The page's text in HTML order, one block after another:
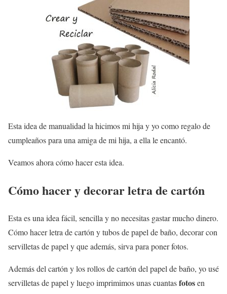
Esta idea de manualidad la hicimos mi hija y yo como regalo de
cumpleaños para una amiga de mi hija, a ella le encantó.
Veamos ahora cómo hacer esta idea.
Cómo hacer y decorar letra de cartón
Esta es una idea fácil, sencilla y no necesitas gastar mucho dinero.
Cómo hacer letra de cartón y tubos de papel de baño, decorar con
servilletas de papel y que además, sirva para poner fotos.
Además del cartón y los rollos de cartón del papel de baño, yo usé
servilletas de papel y luego imprimimos unas cuantasfotosen